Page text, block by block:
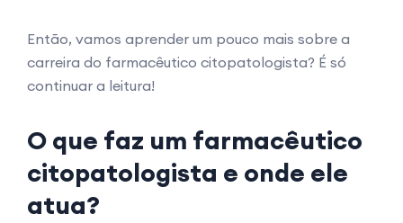
Então, vamos aprender um pouco mais sobre a
carreira do farmacêutico citopatologista? É só
continuar a leitura!
O que faz um farmacêutico
citopatologista e onde ele
atua?